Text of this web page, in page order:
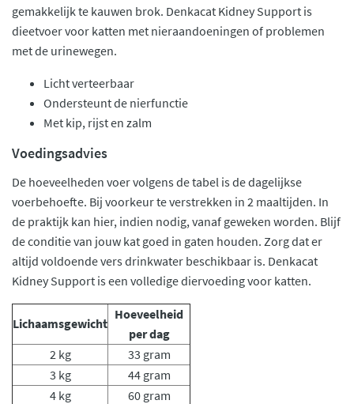
gemakkelijk te kauwen brok. Denkacat Kidney Support is
dieetvoer voor katten met nieraandoeningen of problemen
met de urinewegen.
Licht verteerbaar
Ondersteunt de nierfunctie
Met kip, rijst en zalm
Voedingsadvies
De hoeveelheden voer volgens de tabel is de dagelijkse
voerbehoefte. Bij voorkeur te verstrekken in 2 maaltijden. In
de praktijk kan hier, indien nodig, vanaf geweken worden. Blijf
de conditie van jouw kat goed in gaten houden. Zorg dat er
altijd voldoende vers drinkwater beschikbaar is. Denkacat
Kidney Support is een volledige diervoeding voor katten.
Lichaamsgewicht
Hoeveelheid
per dag
2 kg
33 gram
3 kg
44 gram
4 kg
60 gram